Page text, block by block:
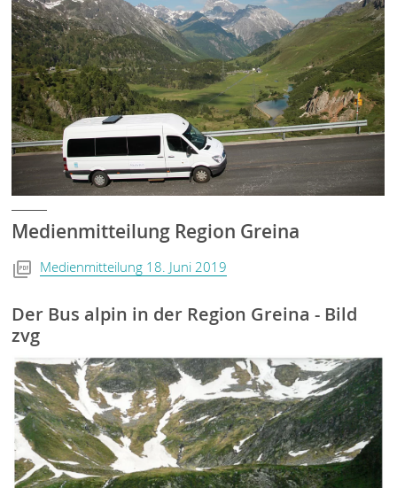
Medienmitteilung Region Greina
Medienmitteilung 18. Juni 2019
Der Bus alpin in der Region Greina - Bild
zvg